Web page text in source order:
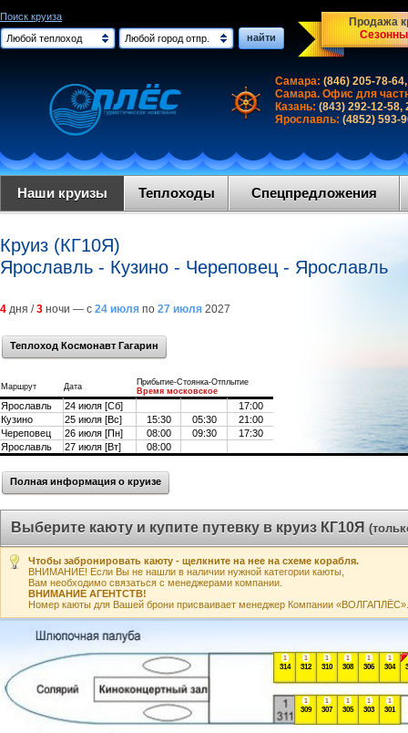
Поиск круиза
Любой теплоход
Любой город отпр. найти
Продажа
Самара: (846) 205-78-
Самара. Офис для
Казань: (843) 292-12-58,
Ярославль: (4852) 593-
Наши круизы Теплоходы Спецпредложения
Круиз (КГ10Я)
Ярославль - Кузино - Череповец - Ярославль
4 дня /3 ночи — с 24 июля по 27 июля 2027
Теплоход Космонавт Гагарин
Маршрут Дата
Прибытие-Стоянка-Отплытие
Время московское
Ярославль 24 июля [Сб]
17:00
Кузино
25 июля [Вс] 15:30 05:30
21:00
Череповец
26 июля [Пн] 08:00 09:30
17:30
Ярославль
27 июля [Вт] 08:00
Полная информация о круизе
Выберите каюту и купите путевку в круиз КГ10Я
Чтобы забронировать каюту - щелкните на нее на схеме корабля.
ВНИМАНИЕ! Если Вы не нашли в наличии нужной категории каюты,
Вам необходимо связаться с менеджерами компании.
ВНИМАНИЕ АГЕНТСТВ!
Номер каюты для Вашей брони присваивает менеджер Компании «ВОЛГАПЛЁС».
1
301
1
303
1
304
1
305
1
306
1
307
1
308
1
309
1
310
1
312
1
314